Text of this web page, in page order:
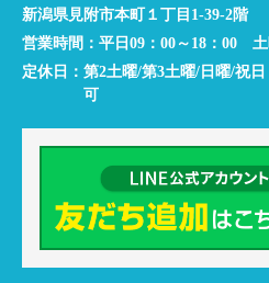
新潟県見附市本町１丁目1-39-2階
営業時間： 平日09：00～18：00 土
定休日： 第2土曜/第3土曜/日曜/祝
可